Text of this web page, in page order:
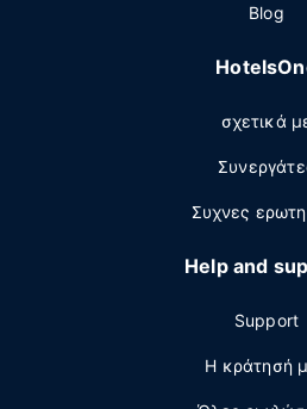
Blog
σχετικά
Συχνες
Help and
Support
Η κράτησή